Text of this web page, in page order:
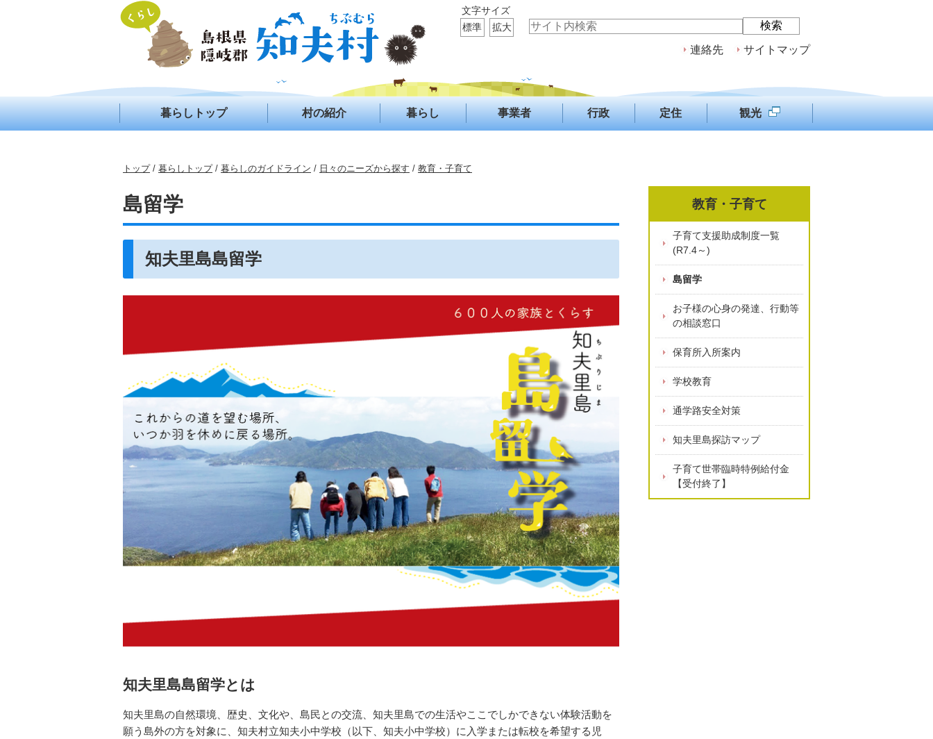
連絡先 サイトマップ
文字サイズ
標準
拡大
暮らしトップ 村の紹介 暮らし 事業者 行政 定住 観光
現
の
位
置：
トップ/ 暮らしトップ/ 暮らしのガイドライン / 日々のニーズから探す / 教育・子育て
島留学
知夫里島島留学
知夫里島島留学とは
知夫里島の自然環境、歴史、文化や、島民との交流、知夫里島での生活やここでしかできない体験活動を
願う島外の方を対象に、知夫村立知夫小中学校（以下、知夫小中学校）に入学または転校を希望する児
教育・子育て
子育て支援助成制度一覧
(R7.4～)
島留学
お子様の心身の発達、行動等
の相談窓口
保育所入所案内
学校教育
通学路安全対策
知夫里島探訪マップ
子育て世帯臨時特例給付金
【受付終了】